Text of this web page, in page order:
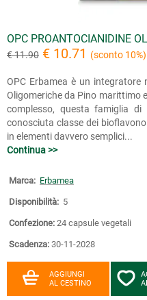
OPC PROANTOCIANIDINE
€ 11.90 € 10.71 (sconto 10%)
OPC Erbamea è un
Oligomeriche da Pino marittimo
complesso, questa famiglia
conosciuta classe dei
in elementi davvero semplici...
Continua >>
Marca: Erbamea
Disponibilità: 5
Confezione: 24 capsule vegetali
Scadenza: 30-11-2028
AGGIUNGI
AL CESTINO